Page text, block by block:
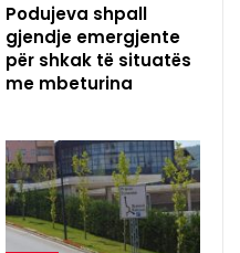
Podujeva shpall
gjendje emergjente
për shkak të situatës
me mbeturina